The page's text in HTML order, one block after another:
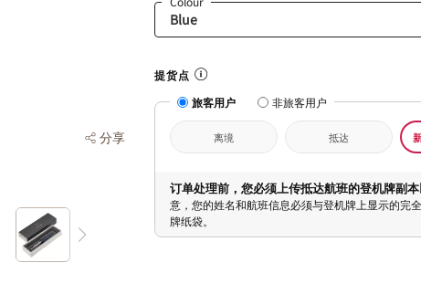
分享
提货点
旅客用户
非旅客用户
离境 抵达
订单处理前，您必须上传抵达航班的登机牌副本
意，您的姓名和航班信息必须与登机牌上显示的完
牌纸袋。